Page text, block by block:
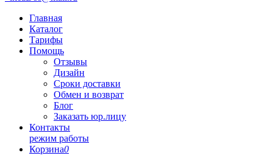
Главная
Каталог
Тарифы
Помощь
Отзывы
Дизайн
Сроки доставки
Обмен и возврат
Блог
Заказать юр.лицу
Контакты
режим работы
Корзина0